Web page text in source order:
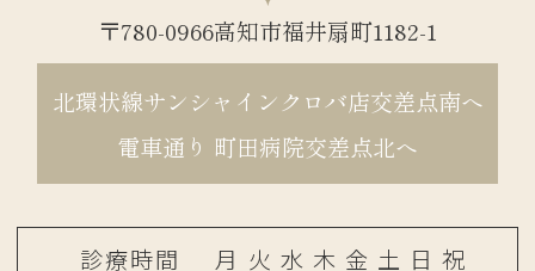
〒780-0966高知市福井扇町1182-1
北環状線サンシャインクロバ店交差点南へ
電車通り 町田病院交差点北へ
診療時間 月 火 水 木 金 土 日 祝